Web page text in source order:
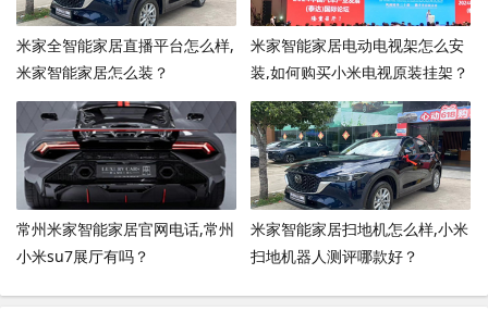
米家全智能家居直播平台怎么样,
米家智能家居怎么装？
米家智能家居电动电视架怎么安
装,如何购买小米电视原装挂架？
常州米家智能家居官网电话,常州
小米su7展厅有吗？
米家智能家居扫地机怎么样,小米
扫地机器人测评哪款好？